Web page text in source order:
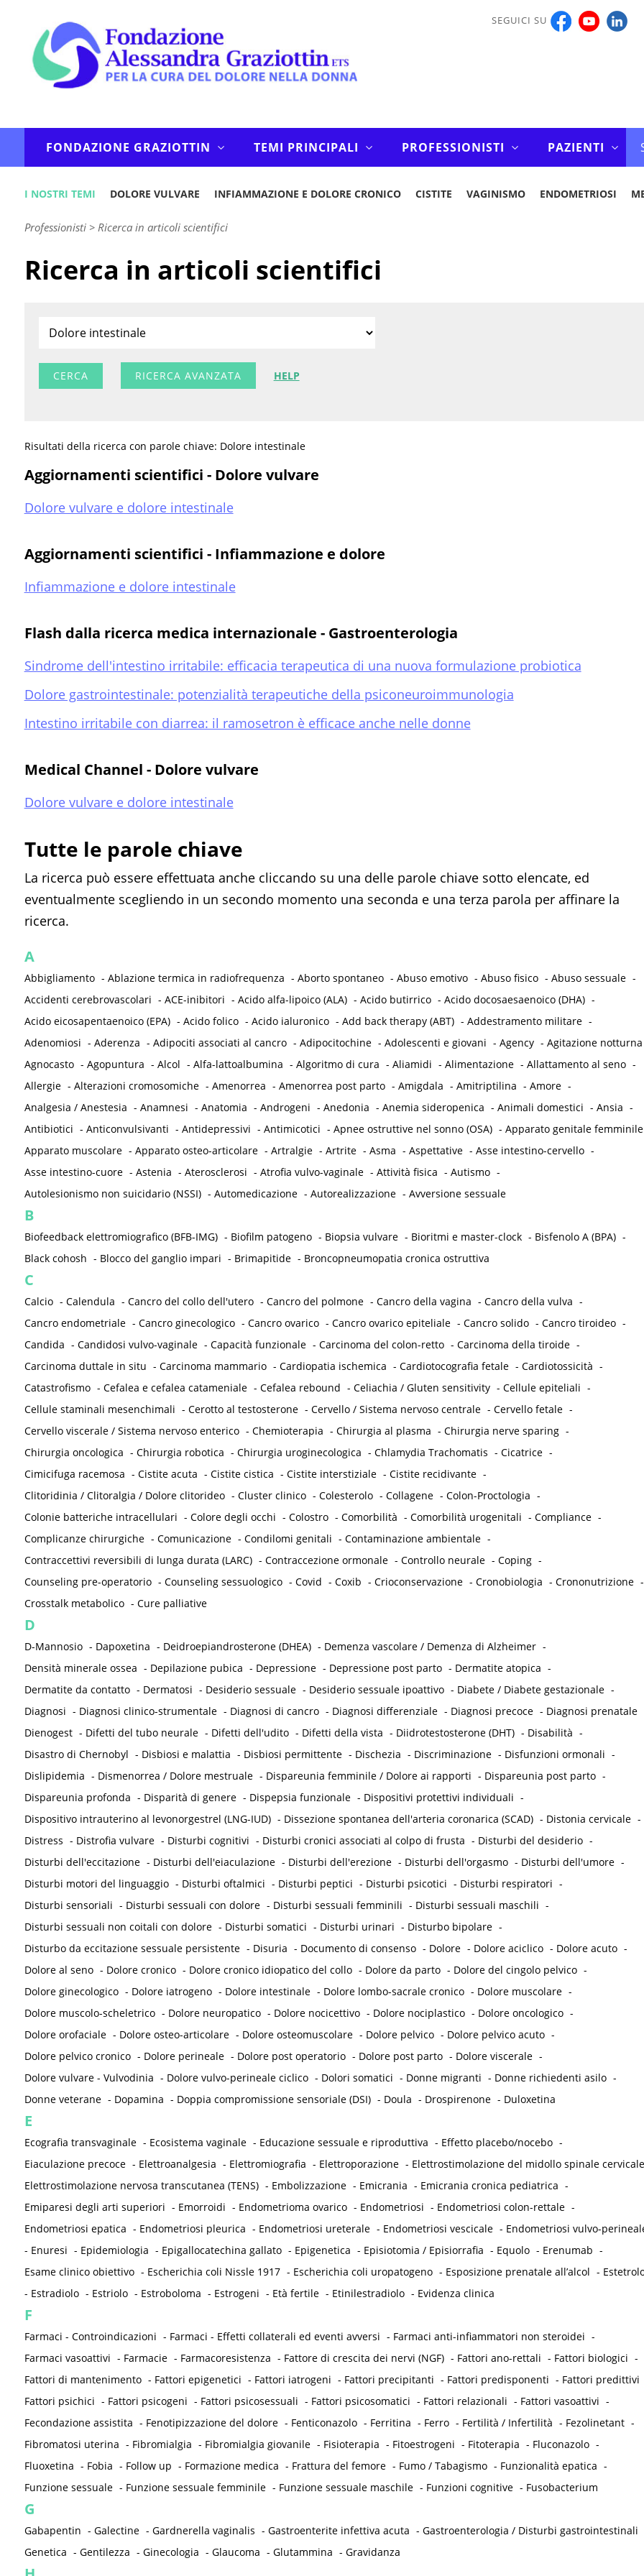
SEGUICI SU
FONDAZIONE GRAZIOTTIN TEMI PRINCIPALI PROFESSIONISTI PAZIENTI
I NOSTRI TEMI DOLORE VULVARE INFIAMMAZIONE E DOLORE CRONICO CISTITE VAGINISMO ENDOMETRIOSI
Professionisti> Ricerca in articoli scientifici
Ricerca in articoli scientifici
RICERCA AVANZATA HELP
Risultati della ricerca con parole chiave: Dolore intestinale
Aggiornamenti scientifici - Dolore vulvare
Dolore vulvare e dolore intestinale
Aggiornamenti scientifici - Infiammazione e dolore
Infiammazione e dolore intestinale
Flash dalla ricerca medica internazionale - Gastroenterologia
Sindrome dell'intestino irritabile: efficacia terapeutica di una nuova formulazione probiotica
Dolore gastrointestinale: potenzialità terapeutiche della psiconeuroimmunologia
Intestino irritabile con diarrea: il ramosetron è efficace anche nelle donne
Medical Channel - Dolore vulvare
Dolore vulvare e dolore intestinale
Tutte le parole chiave
La ricerca può essere effettuata anche cliccando su una delle parole chiave sotto elencate, ed
eventualmente scegliendo in un secondo momento una seconda e una terza parola per affinare la
ricerca.
A
Abbigliamento - Ablazione termica in radiofrequenza - Aborto spontaneo - Abuso emotivo - Abuso fisico - Abuso sessuale -
Accidenti cerebrovascolari - ACE-inibitori - Acido alfa-lipoico (ALA) - Acido butirrico - Acido docosaesaenoico (DHA) -
Acido eicosapentaenoico (EPA) - Acido folico - Acido ialuronico - Add back therapy (ABT) - Addestramento militare -
Adenomiosi - Aderenza - Adipociti associati al cancro - Adipocitochine - Adolescenti e giovani - Agency - Agitazione notturna
Agnocasto - Agopuntura - Alcol - Alfa-lattoalbumina - Algoritmo di cura - Aliamidi - Alimentazione - Allattamento al seno -
Allergie - Alterazioni cromosomiche - Amenorrea - Amenorrea post parto - Amigdala - Amitriptilina - Amore -
Analgesia / Anestesia - Anamnesi - Anatomia - Androgeni - Anedonia - Anemia sideropenica - Animali domestici - Ansia -
Antibiotici - Anticonvulsivanti - Antidepressivi - Antimicotici - Apnee ostruttive nel sonno (OSA) - Apparato genitale femminile
Apparato muscolare - Apparato osteo-articolare - Artralgie - Artrite - Asma - Aspettative - Asse intestino-cervello -
Asse intestino-cuore - Astenia - Aterosclerosi - Atrofia vulvo-vaginale - Attività fisica - Autismo -
Autolesionismo non suicidario (NSSI) - Automedicazione - Autorealizzazione - Avversione sessuale
B
Biofeedback elettromiografico (BFB-IMG) - Biofilm patogeno - Biopsia vulvare - Bioritmi e master-clock - Bisfenolo A (BPA) -
Black cohosh - Blocco del ganglio impari - Brimapitide - Broncopneumopatia cronica ostruttiva
C
Calcio - Calendula - Cancro del collo dell'utero - Cancro del polmone - Cancro della vagina - Cancro della vulva -
Cancro endometriale - Cancro ginecologico - Cancro ovarico - Cancro ovarico epiteliale - Cancro solido - Cancro tiroideo -
Candida - Candidosi vulvo-vaginale - Capacità funzionale - Carcinoma del colon-retto - Carcinoma della tiroide -
Carcinoma duttale in situ - Carcinoma mammario - Cardiopatia ischemica - Cardiotocografia fetale - Cardiotossicità -
Catastrofismo - Cefalea e cefalea catameniale - Cefalea rebound - Celiachia / Gluten sensitivity - Cellule epiteliali -
Cellule staminali mesenchimali - Cerotto al testosterone - Cervello / Sistema nervoso centrale - Cervello fetale -
Cervello viscerale / Sistema nervoso enterico - Chemioterapia - Chirurgia al plasma - Chirurgia nerve sparing -
Chirurgia oncologica - Chirurgia robotica - Chirurgia uroginecologica - Chlamydia Trachomatis - Cicatrice -
Cimicifuga racemosa - Cistite acuta - Cistite cistica - Cistite interstiziale - Cistite recidivante -
Clitoridinia / Clitoralgia / Dolore clitorideo - Cluster clinico - Colesterolo - Collagene - Colon-Proctologia -
Colonie batteriche intracellulari - Colore degli occhi - Colostro - Comorbilità - Comorbilità urogenitali - Compliance -
Complicanze chirurgiche - Comunicazione - Condilomi genitali - Contaminazione ambientale -
Contraccettivi reversibili di lunga durata (LARC) - Contraccezione ormonale - Controllo neurale - Coping -
Counseling pre-operatorio - Counseling sessuologico - Covid - Coxib - Crioconservazione - Cronobiologia - Crononutrizione -
Crosstalk metabolico - Cure palliative
D
D-Mannosio - Dapoxetina - Deidroepiandrosterone (DHEA) - Demenza vascolare / Demenza di Alzheimer -
Densità minerale ossea - Depilazione pubica - Depressione - Depressione post parto - Dermatite atopica -
Dermatite da contatto - Dermatosi - Desiderio sessuale - Desiderio sessuale ipoattivo - Diabete / Diabete gestazionale -
Diagnosi - Diagnosi clinico-strumentale - Diagnosi di cancro - Diagnosi differenziale - Diagnosi precoce - Diagnosi prenatale
Dienogest - Difetti del tubo neurale - Difetti dell'udito - Difetti della vista - Diidrotestosterone (DHT) - Disabilità -
Disastro di Chernobyl - Disbiosi e malattia - Disbiosi permittente - Dischezia - Discriminazione - Disfunzioni ormonali -
Dislipidemia - Dismenorrea / Dolore mestruale - Dispareunia femminile / Dolore ai rapporti - Dispareunia post parto -
Dispareunia profonda - Disparità di genere - Dispepsia funzionale - Dispositivi protettivi individuali -
Dispositivo intrauterino al levonorgestrel (LNG-IUD) - Dissezione spontanea dell'arteria coronarica (SCAD) - Distonia cervicale -
Distress - Distrofia vulvare - Disturbi cognitivi - Disturbi cronici associati al colpo di frusta - Disturbi del desiderio -
Disturbi dell'eccitazione - Disturbi dell'eiaculazione - Disturbi dell'erezione - Disturbi dell'orgasmo - Disturbi dell'umore -
Disturbi motori del linguaggio - Disturbi oftalmici - Disturbi peptici - Disturbi psicotici - Disturbi respiratori -
Disturbi sensoriali - Disturbi sessuali con dolore - Disturbi sessuali femminili - Disturbi sessuali maschili -
Disturbi sessuali non coitali con dolore - Disturbi somatici - Disturbi urinari - Disturbo bipolare -
Disturbo da eccitazione sessuale persistente - Disuria - Documento di consenso - Dolore - Dolore aciclico - Dolore acuto -
Dolore al seno - Dolore cronico - Dolore cronico idiopatico del collo - Dolore da parto - Dolore del cingolo pelvico -
Dolore ginecologico - Dolore iatrogeno - Dolore intestinale - Dolore lombo-sacrale cronico - Dolore muscolare -
Dolore muscolo-scheletrico - Dolore neuropatico - Dolore nocicettivo - Dolore nociplastico - Dolore oncologico -
Dolore orofaciale - Dolore osteo-articolare - Dolore osteomuscolare - Dolore pelvico - Dolore pelvico acuto -
Dolore pelvico cronico - Dolore perineale - Dolore post operatorio - Dolore post parto - Dolore viscerale -
Dolore vulvare - Vulvodinia - Dolore vulvo-perineale ciclico - Dolori somatici - Donne migranti - Donne richiedenti asilo -
Donne veterane - Dopamina - Doppia compromissione sensoriale (DSI) - Doula - Drospirenone - Duloxetina
E
Ecografia transvaginale - Ecosistema vaginale - Educazione sessuale e riproduttiva - Effetto placebo/nocebo -
Eiaculazione precoce - Elettroanalgesia - Elettromiografia - Elettroporazione - Elettrostimolazione del midollo spinale cervicale
Elettrostimolazione nervosa transcutanea (TENS) - Embolizzazione - Emicrania - Emicrania cronica pediatrica -
Emiparesi degli arti superiori - Emorroidi - Endometrioma ovarico - Endometriosi - Endometriosi colon-rettale -
Endometriosi epatica - Endometriosi pleurica - Endometriosi ureterale - Endometriosi vescicale - Endometriosi vulvo-
- Enuresi - Epidemiologia - Epigallocatechina gallato - Epigenetica - Episiotomia / Episiorrafia - Equolo - Erenumab -
Esame clinico obiettivo - Escherichia coli Nissle 1917 - Escherichia coli uropatogeno - Esposizione prenatale all’alcol -
- Estradiolo - Estriolo - Estroboloma - Estrogeni - Età fertile - Etinilestradiolo - Evidenza clinica
F
Farmaci - Controindicazioni - Farmaci - Effetti collaterali ed eventi avversi - Farmaci anti-infiammatori non steroidei -
Farmaci vasoattivi - Farmacie - Farmacoresistenza - Fattore di crescita dei nervi (NGF) - Fattori ano-rettali - Fattori biologici -
Fattori di mantenimento - Fattori epigenetici - Fattori iatrogeni - Fattori precipitanti - Fattori predisponenti - Fattori predittivi
Fattori psichici - Fattori psicogeni - Fattori psicosessuali - Fattori psicosomatici - Fattori relazionali - Fattori vasoattivi -
Fecondazione assistita - Fenotipizzazione del dolore - Fenticonazolo - Ferritina - Ferro - Fertilità / Infertilità - Fezolinetant -
Fibromatosi uterina - Fibromialgia - Fibromialgia giovanile - Fisioterapia - Fitoestrogeni - Fitoterapia - Fluconazolo -
Fluoxetina - Fobia - Follow up - Formazione medica - Frattura del femore - Fumo / Tabagismo - Funzionalità epatica -
Funzione sessuale - Funzione sessuale femminile - Funzione sessuale maschile - Funzioni cognitive - Fusobacterium
G
Gabapentin - Galectine - Gardnerella vaginalis - Gastroenterite infettiva acuta - Gastroenterologia / Disturbi gastrointestinali
Genetica - Gentilezza - Ginecologia - Glaucoma - Glutammina - Gravidanza